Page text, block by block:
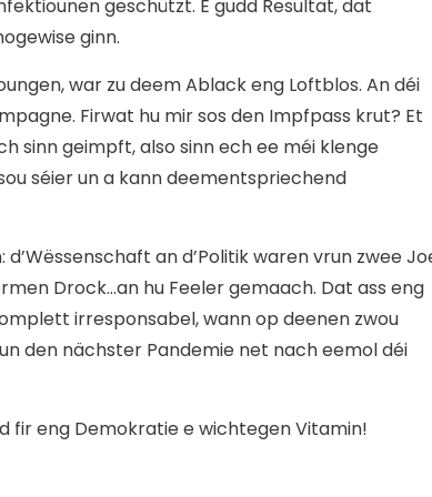
geschützt. E gudd Resultat, dat
ginn.
war zu deem Ablack eng Loftblos. An déi
Firwat hu mir sos den Impfpass krut? Et
sinn geimpft, also sinn ech ee méi klenge
séier un a kann deementspriechend
an d’Politik waren vrun zwee
Drock…an hu Feeler gemaach. Dat ass eng
irresponsabel, wann op deenen zwou
den nächster Pandemie net nach eemol déi
fir eng Demokratie e wichtegen Vitamin!